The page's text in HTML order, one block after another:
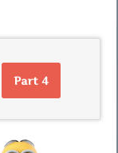
Part 4